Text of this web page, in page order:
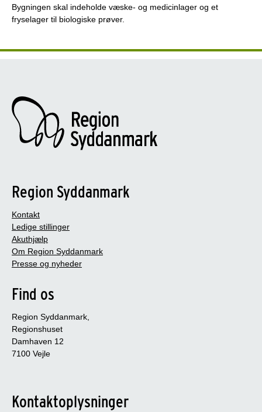
Bygningen skal indeholde væske- og medicinlager og et
fryselager til biologiske prøver.
Region Syddanmark
Kontakt
Ledige stillinger
Akuthjælp
Om Region Syddanmark
Presse og nyheder
Find os
Region Syddanmark,
Regionshuset
Damhaven 12
7100 Vejle
Kontaktoplysninger